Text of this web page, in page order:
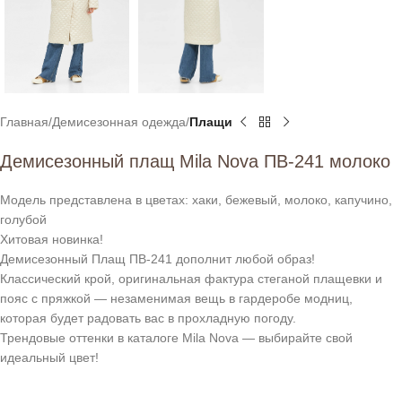
Главная Демисезонная одежда Плащи
Демисезонный плащ Mila Nova ПВ-241 молоко
Модель представлена в цветах: хаки, бежевый, молоко, капучино,
голубой
Хитовая новинка!
Демисезонный Плащ ПВ-241 дополнит любой образ!
Классический крой, оригинальная фактура стеганой плащевки и
пояс с пряжкой — незаменимая вещь в гардеробе модниц,
которая будет радовать вас в прохладную погоду.
Трендовые оттенки в каталоге Mila Nova — выбирайте свой
идеальный цвет!